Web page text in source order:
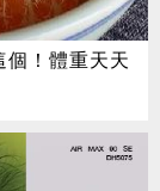
個！體重天天